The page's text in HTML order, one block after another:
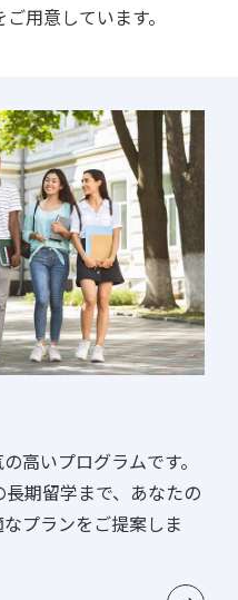
用意しています。
高いプログラムです。
期留学まで、あなたの
プランをご提案しま